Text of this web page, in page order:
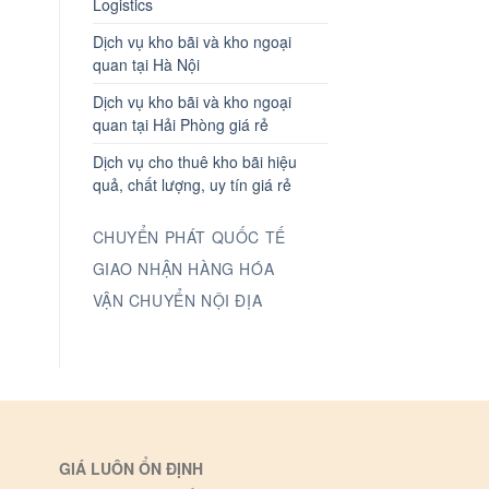
Dịch vụ kho bãi và kho ngoại
quan tại Hà Nội
Dịch vụ kho bãi và kho ngoại
quan tại Hải Phòng giá rẻ
Dịch vụ cho thuê kho bãi hiệu
quả, chất lượng, uy tín giá rẻ
CHUYỂN PHÁT QUỐC TẾ
GIAO NHẬN HÀNG HÓA
VẬN CHUYỂN NỘI ĐỊA
GIÁ LUÔN ỔN ĐỊNH